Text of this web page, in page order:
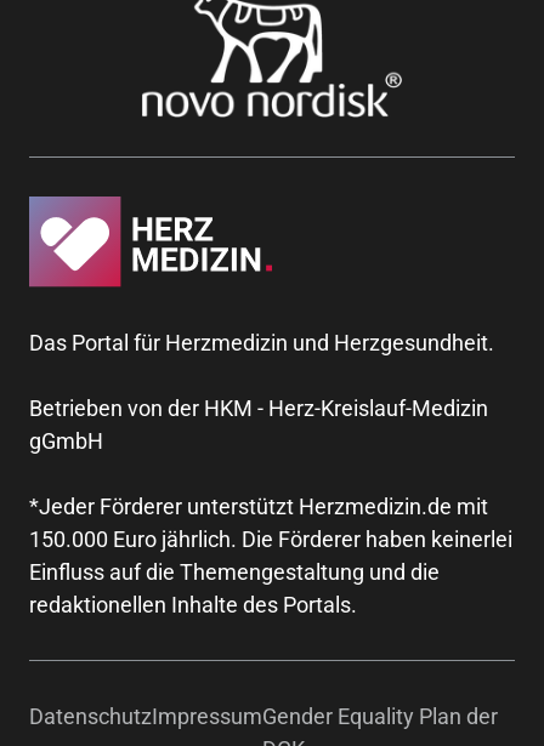
Das Portal für Herzmedizin und Herzgesundheit.
Betrieben von der HKM - Herz-Kreislauf-Medizin
gGmbH
*Jeder Förderer unterstützt Herzmedizin.de mit
150.000 Euro jährlich. Die Förderer haben keinerlei
Einfluss auf die Themengestaltung und die
redaktionellen Inhalte des Portals.
DatenschutzImpressumGender Equality Plan der